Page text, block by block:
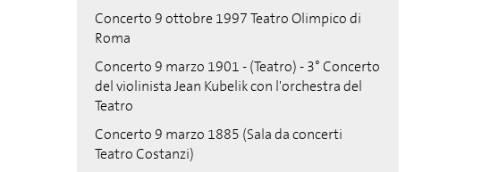
Concerto 9 ottobre 1997 Teatro Olimpico di
Roma
Concerto 9 marzo 1901 - (Teatro) - 3° Concerto
del violinista Jean Kubelik con l'orchestra del
Teatro
Concerto 9 marzo 1885 (Sala da concerti
Teatro Costanzi)